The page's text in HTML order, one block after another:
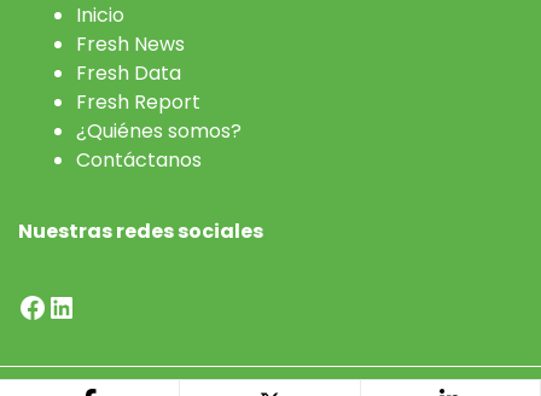
Inicio
Fresh News
Fresh Data
Fresh Report
¿Quiénes somos?
Contáctanos
Nuestras redes sociales
Facebook
LinkedIn